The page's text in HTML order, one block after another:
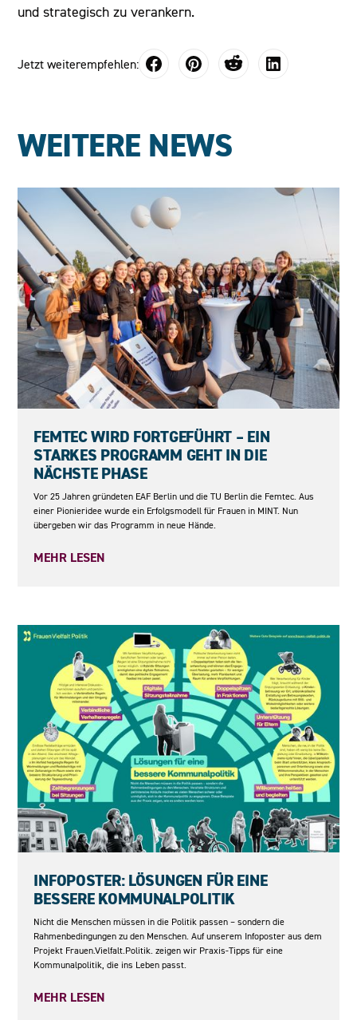
und strategisch zu verankern.
Jetzt weiterempfehlen:
WEITERE NEWS
FEMTEC WIRD FORTGEFÜHRT – EIN
STARKES PROGRAMM GEHT IN DIE
NÄCHSTE PHASE
Vor 25 Jahren gründeten EAF Berlin und die TU Berlin die Femtec. Aus
einer Pionieridee wurde ein Erfolgsmodell für Frauen in MINT. Nun
übergeben wir das Programm in neue Hände.
MEHR LESEN
INFOPOSTER: LÖSUNGEN FÜR EINE
BESSERE KOMMUNALPOLITIK
Nicht die Menschen müssen in die Politik passen – sondern die
Rahmenbedingungen zu den Menschen. Auf unserem Infoposter aus dem
Projekt Frauen.Vielfalt.Politik. zeigen wir Praxis-Tipps für eine
Kommunalpolitik, die ins Leben passt.
MEHR LESEN